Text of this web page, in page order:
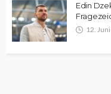
Edin
12.